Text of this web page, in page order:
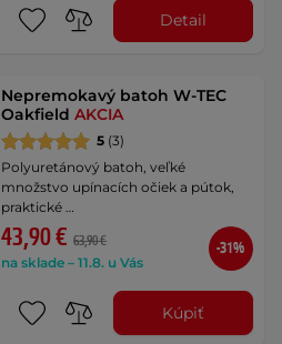
Detail
Nepremokavý batoh W-TEC
OakfieldAKCIA
5 (3)
Polyuretánový batoh, veľké
množstvo upínacích očiek a pútok,
praktické …
43,90 € 63,90 €
na sklade – 11.8. u Vás
-31%
Kúpiť